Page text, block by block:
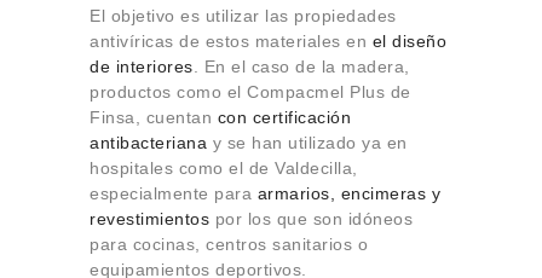
El objetivo es utilizar las propiedades
antivíricas de estos materiales en el diseño
de interiores . En el caso de la madera,
productos como el Compacmel Plus de
Finsa, cuentan con certificación
antibacteriana y se han utilizado ya en
hospitales como el de Valdecilla,
especialmente para armarios, encimeras y
revestimientos por los que son idóneos
para cocinas, centros sanitarios o
equipamientos deportivos.